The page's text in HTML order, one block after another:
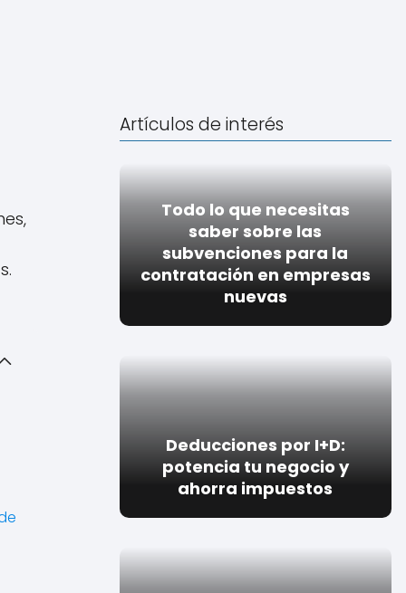
Artículos de interés
Todo lo que necesitas
saber sobre las
subvenciones para la
contratación en empresas
nuevas
Deducciones por I+D:
potencia tu negocio y
ahorra impuestos